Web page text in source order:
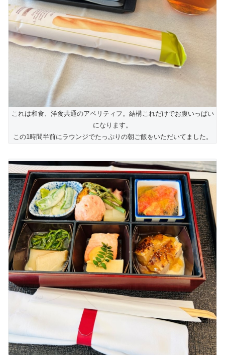
これは和食、洋食共通のアペリティフ。結構これだけでお腹いっぱい
になります。
この1時間半前にラウンジでたっぷりの朝ご飯をいただいてました。